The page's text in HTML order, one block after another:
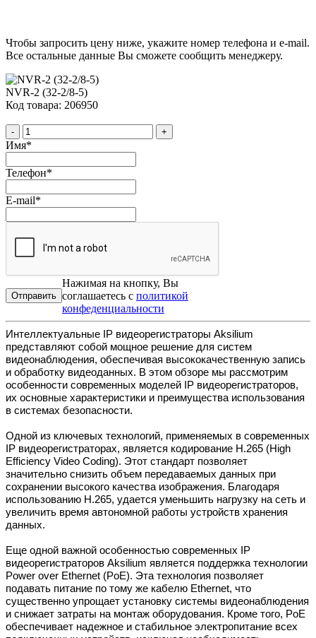
Чтобы запросить цену ниже, укажите номер телефона и e-mail.
Все остальные данные Вы сможете сообщить менеджеру.
NVR-2 (32-2/8-5)
Код товара: 206950
- +
Имя*
Телефон*
E-mail*
Нажимая на кнопку, Вы
соглашаетесь с политикой
конфеденциальности
Интеллектуальные IP видеорегистраторы Aksilium
представляют собой мощное решение для систем
видеонаблюдения, обеспечивая высококачественную запись
и обработку видеоданных. В этом обзоре мы рассмотрим
особенности современных моделей IP видеорегистраторов,
их основные характеристики и преимущества использования
в системах безопасности.
Одной из ключевых технологий, применяемых в современных
IP видеорегистраторах, является кодирование H.265 (High
Efficiency Video Coding). Этот стандарт позволяет
значительно снизить объем передаваемых данных при
сохранении высокого качества изображения. Благодаря
использованию H.265, удается уменьшить нагрузку на сеть и
увеличить время автономной работы устройств хранения
данных.
Еще одной важной особенностью современных IP
видеорегистраторов Aksilium является поддержка технологии
Power over Ethernet (PoE). Эта технология позволяет
подавать питание по тому же кабелю Ethernet, что
существенно упрощает установку системы видеонаблюдения
и снижает затраты на монтаж оборудования. Кроме того, PoE
обеспечивает надежное и стабильное электропитание всех